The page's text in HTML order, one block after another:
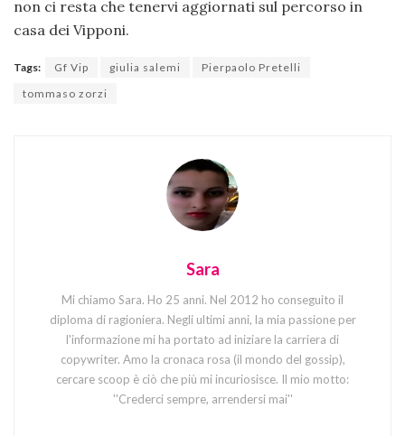
non ci resta che tenervi aggiornati sul percorso in
casa dei Vipponi.
Tags: Gf Vip giulia salemi
Pierpaolo Pretelli
tommaso zorzi
Sara
Mi chiamo Sara. Ho 25 anni. Nel 2012 ho conseguito il
diploma di ragioniera. Negli ultimi anni, la mia passione per
l'informazione mi ha portato ad iniziare la carriera di
copywriter. Amo la cronaca rosa (il mondo del gossip),
cercare scoop è ciò che più mi incuriosisce. Il mio motto:
''Crederci sempre, arrendersi mai''